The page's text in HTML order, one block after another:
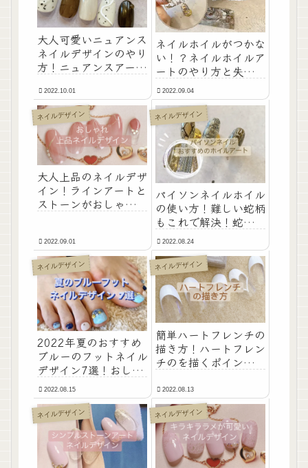
大人可愛いニュアンス
ネイルデザインのやり
方！ニュアンスアート
ザインです！
2022.10.01
ネイルホイルがつかな
い！？ネイルホイルア
ートのやり方と失敗す
る理由！おすすめのホ
イル専用クリアジェル
も紹介します！
2022.09.04
ネイルデザイン
大人上品のネイルデザ
イン！ラインアートと
ストーンがおしゃれで
2022.09.01
ネイルデザイン
パイソンネイルホイル
の使い方！難しい蛇柄
もこれで解決！蛇柄パ
イソンのネイルホイル
を紹介！
2022.08.24
ネイルデザイン
2022年夏のおすすめ
ブルーのフットネイル
デザイン7選！おしゃ
れで可愛いフットネイ
ルアートです！
2022.08.15
ネイルデザイン
簡単ハートフレンチの
描き方！ハートフレン
チのを描くポイントと
ラシを紹介します！
2022.08.13
ネイルデザイン ネイルデザイン